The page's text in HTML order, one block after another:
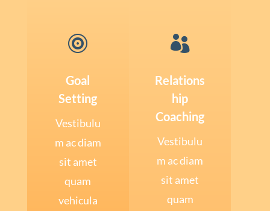

Goal
Setting
Vestibulu
m ac diam
sit amet
quam
vehicula

Relations
hip
Coaching
Vestibulu
m ac diam
sit amet
quam